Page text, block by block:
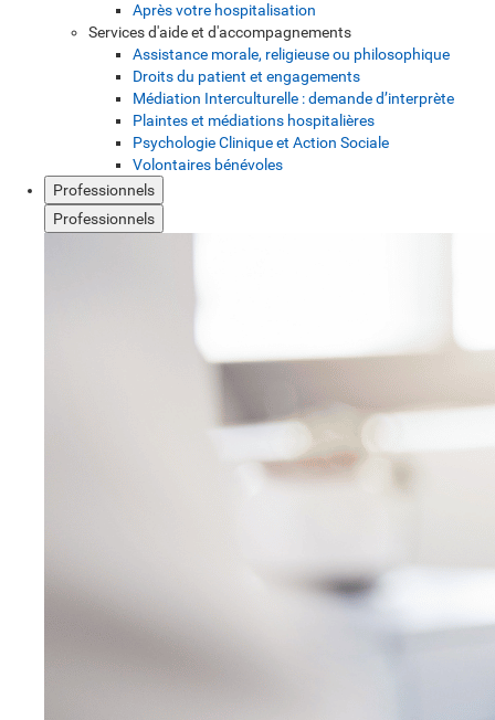
Après votre hospitalisation
Services d'aide et d'accompagnements
Assistance morale, religieuse ou philosophique
Droits du patient et engagements
Médiation Interculturelle : demande d’interprète
Plaintes et médiations hospitalières
Psychologie Clinique et Action Sociale
Volontaires bénévoles
Professionnels
Professionnels